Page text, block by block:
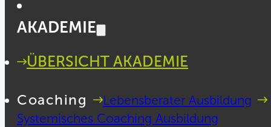
AKADEMIE
ÜBERSICHT AKADEMIE
Coaching
Lebensberater Ausbildung
Systemisches Coaching Ausbildung